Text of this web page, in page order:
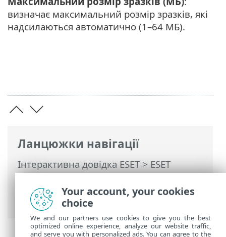
Ланцюжки навігації
Інтерактивна довідка ESET>ESET
Internet Security>Додаткові
параметри>Сканування> Захист із
використанням хмари
визначає максимальний розмір зразків, які
надсилаються автоматично (1–64 МБ).
Your account, your cookies
choice
We and our partners use cookies to give you the best
optimized online experience, analyze our website traffic,
and serve you with personalized ads. You can agree to the